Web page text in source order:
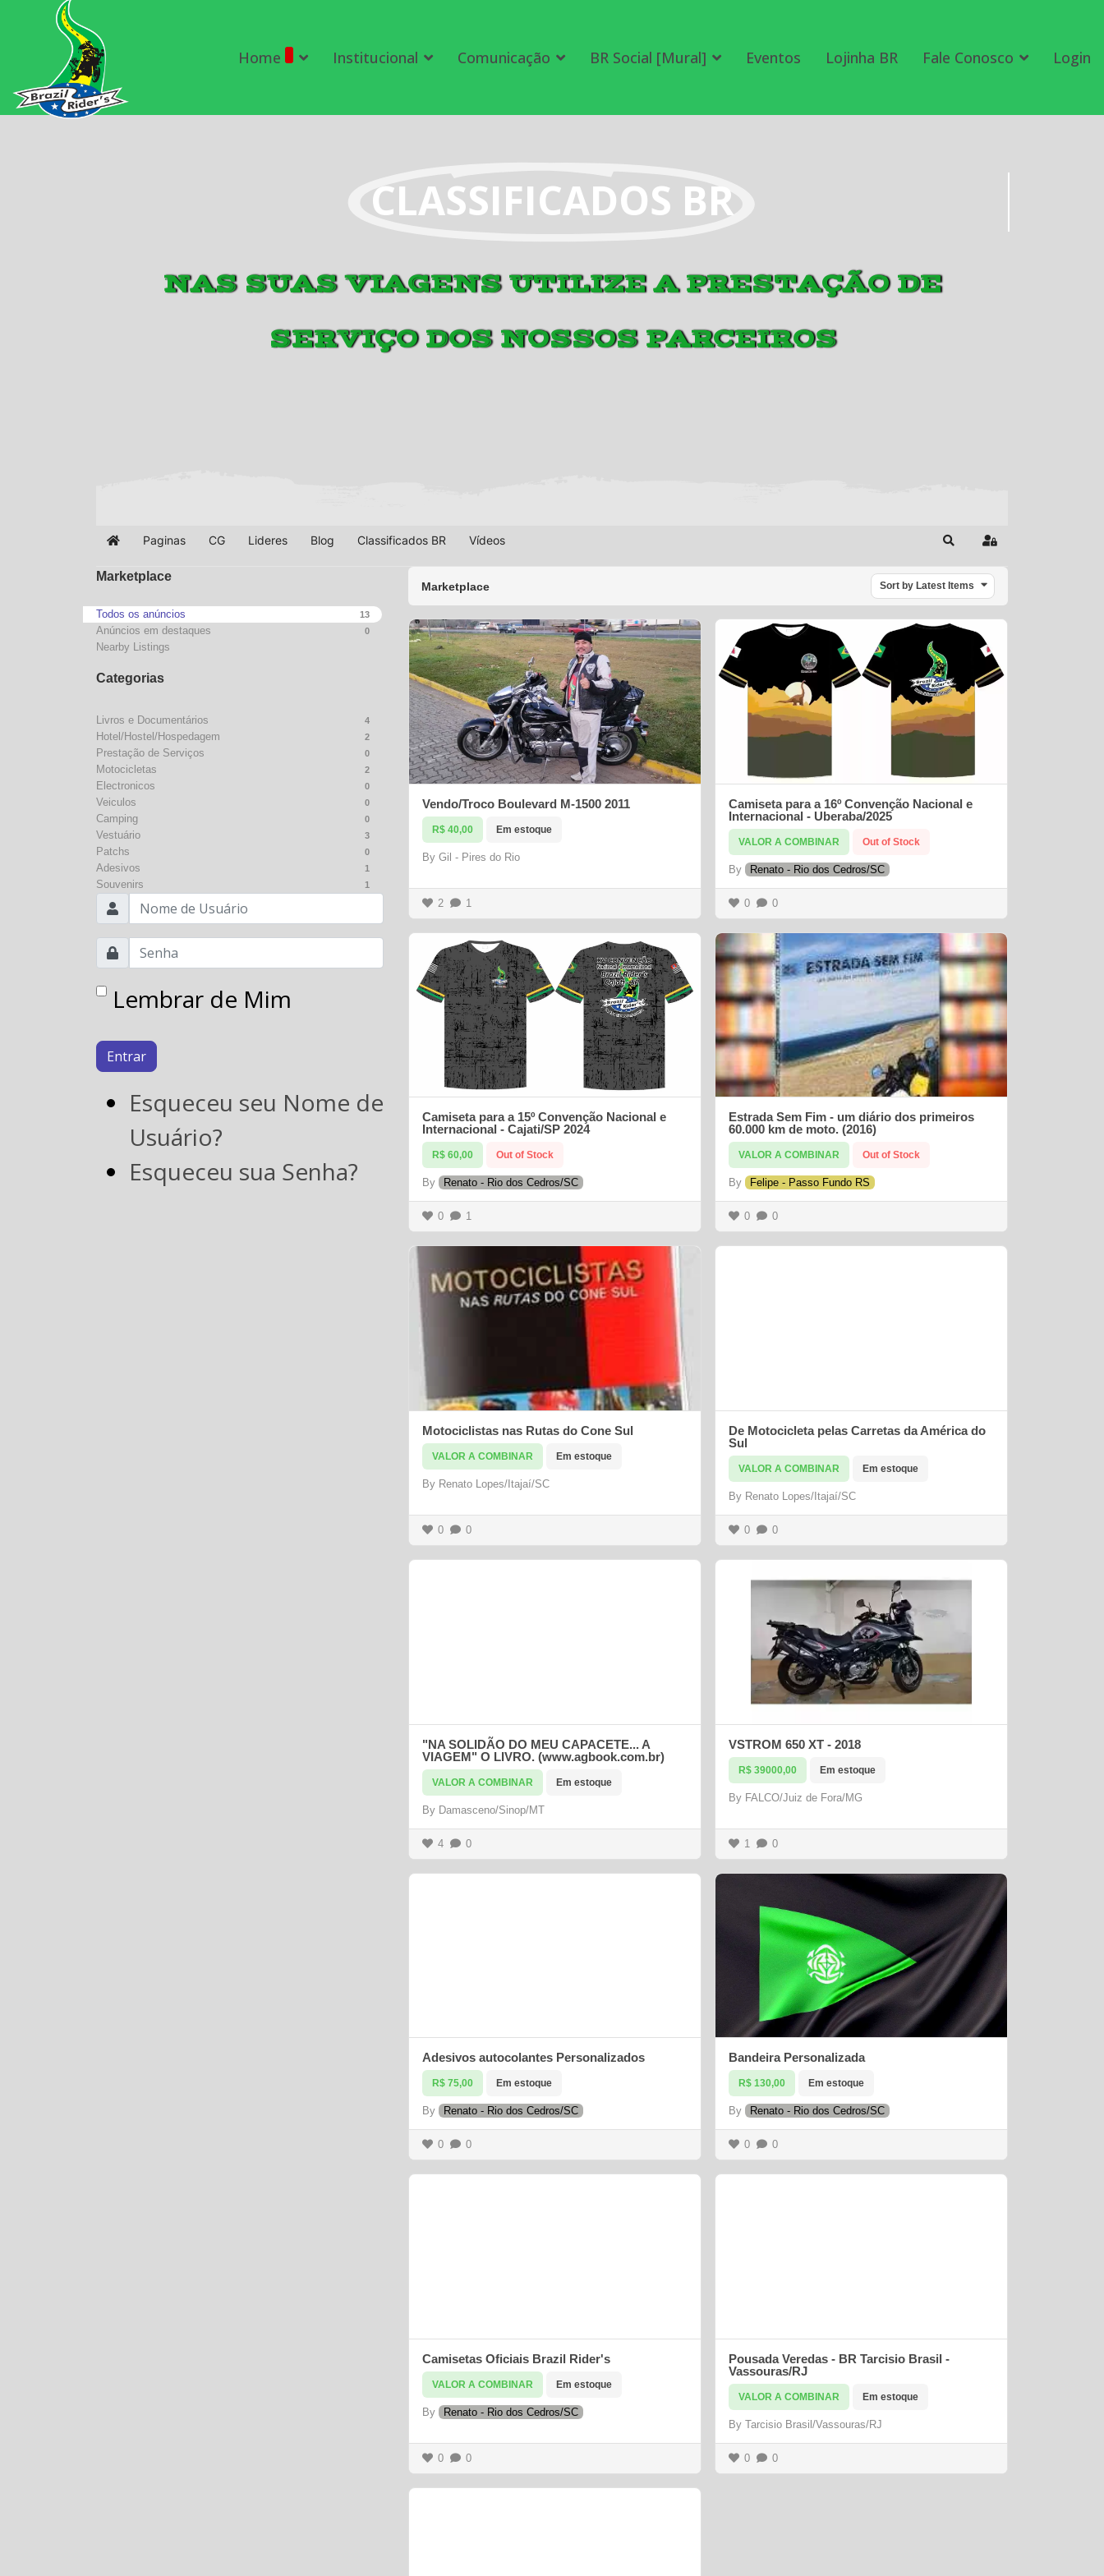
Home Institucional Comunicação BR Social [Mural] Eventos Lojinha BR Fale Conosco Login
CLASSIFICADOS BR
NAS SUAS VIAGENS UTILIZE A PRESTAÇÃO DE
SERVIÇO DOS NOSSOS PARCEIROS
Home Paginas CG Lideres Blog Classificados BR Vídeos Search Sign In
Marketplace
Todos os anúncios 13
Anúncios em destaques 0
Nearby Listings
Categorias
Livros e Documentários 4
Hotel/Hostel/Hospedagem 2
Prestação de Serviços 0
Motocicletas 2
Electronicos 0
Veiculos 0
Camping 0
Vestuário 3
Patchs 0
Adesivos 1
Souvenirs 1
Lembrar de Mim
Entrar
Esqueceu seu Nome de
Usuário?
Esqueceu sua Senha?
Marketplace Sort by Latest Items
Vendo/Troco Boulevard M-1500 2011
R$ 40,00 Em estoque
By Gil - Pires do Rio
2 1
Camiseta para a 16º Convenção Nacional e
Internacional - Uberaba/2025
VALOR A COMBINAR Out of Stock
By Renato - Rio dos Cedros/SC
0 0
Camiseta para a 15º Convenção Nacional e
Internacional - Cajati/SP 2024
R$ 60,00 Out of Stock
By Renato - Rio dos Cedros/SC
0 1
Estrada Sem Fim - um diário dos primeiros
60.000 km de moto. (2016)
VALOR A COMBINAR Out of Stock
By Felipe - Passo Fundo RS
0 0
Motociclistas nas Rutas do Cone Sul
VALOR A COMBINAR Em estoque
By Renato Lopes/Itajaí/SC
0 0
De Motocicleta pelas Carretas da América do
Sul
VALOR A COMBINAR Em estoque
By Renato Lopes/Itajaí/SC
0 0
"NA SOLIDÃO DO MEU CAPACETE... A
VIAGEM" O LIVRO. (www.agbook.com.br)
VALOR A COMBINAR Em estoque
By Damasceno/Sinop/MT
4 0
VSTROM 650 XT - 2018
R$ 39000,00 Em estoque
By FALCO/Juiz de Fora/MG
1 0
Adesivos autocolantes Personalizados
R$ 75,00 Em estoque
By Renato - Rio dos Cedros/SC
0 0
Bandeira Personalizada
R$ 130,00 Em estoque
By Renato - Rio dos Cedros/SC
0 0
Camisetas Oficiais Brazil Rider's
VALOR A COMBINAR Em estoque
By Renato - Rio dos Cedros/SC
0 0
Pousada Veredas - BR Tarcisio Brasil -
Vassouras/RJ
VALOR A COMBINAR Em estoque
By Tarcisio Brasil/Vassouras/RJ
0 0